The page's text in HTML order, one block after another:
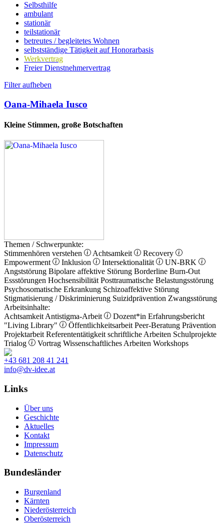
Selbsthilfe
ambulant
stationär
teilstationär
betreutes / begleitetes Wohnen
selbstständige Tätigkeit auf Honorarbasis
Werkvertrag
Freier Dienstnehmervertrag
Filter aufheben
Oana-Mihaela Iusco
Kleine Stimmen, große Botschaften
Themen / Schwerpunkte:
Stimmenhören verstehen
Achtsamkeit
Recovery
Empowerment
Inklusion Intersektionalität
UN-BRK
Angststörung Bipolare affektive Störung Borderline Burn-Out
Essstörungen Hochsensibilität Posttraumatische Belastungsstörung
Psychosomatische Erkrankung Schizoaffektive Störung
Stigmatisierung / Diskriminierung Suizidprävention Zwangsstörung
Arbeitsinhalte:
Achtsamkeit Antistigma-Arbeit Dozent*in Erfahrungsbericht
"Living Library"
Öffentlichkeitsarbeit Peer-Beratung Prävention
Projektarbeit Referententätigkeit schriftliche Arbeiten Schulprojekte
Trialog
Vortrag Wissenschaftliches Arbeiten Workshops
+43 681 208 41 241
info@dv-idee.at
Links
Über uns
Geschichte
Aktuelles
Kontakt
Impressum
Datenschutz
Bundesländer
Burgenland
Kärnten
Niederösterreich
Oberösterreich